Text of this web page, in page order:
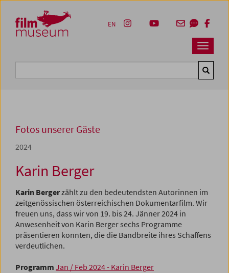
Zum Inhalt
Zum Hauptmenü
Zur Servicenavigation
Zum Suche
Navbar
EN
Fotos unserer Gäste
2024
Karin Berger
Karin Bergerzählt zu den bedeutendsten Autorinnen im
zeitgenössischen österreichischen Dokumentarfilm. Wir
freuen uns, dass wir von 19. bis 24. Jänner 2024 in
Anwesenheit von Karin Berger sechs Programme
präsentieren konnten, die die Bandbreite ihres Schaffens
verdeutlichen.
Programm Jan / Feb 2024 - Karin Berger